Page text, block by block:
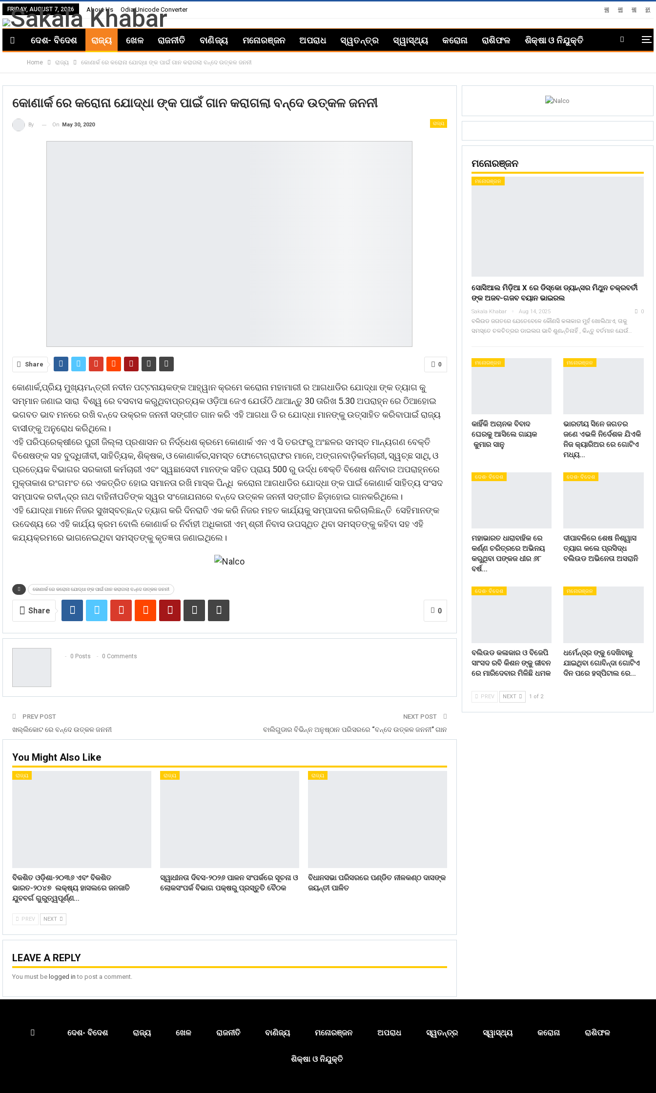
FRIDAY, AUGUST 7, 2026 About Us Odia Unicode Converter
ଦେଶ- ବିଦେଶ ରାଜ୍ୟ ଖେଳ ରାଜନୀତି ବାଣିଜ୍ୟ ମନୋରଞ୍ଜନ ଅପରାଧ ସ୍ୱତନ୍ତ୍ର ସ୍ୱାସ୍ଥ୍ୟ କରୋନା ରାଶିଫଳ ଶିକ୍ଷା ଓ ନିଯୁକ୍ତି
Home ରାଜ୍ୟ କୋଣାର୍କ ରେ କରୋନା ଯୋଦ୍ଧା ଙ୍କ ପାଇଁ ଗାନ କରାଗଲା ବନ୍ଦେ ଉତ୍କଳ ଜନନୀ
କୋଣାର୍କ ରେ କରୋନା ଯୋଦ୍ଧା ଙ୍କ ପାଇଁ ଗାନ କରାଗଲା ବନ୍ଦେ ଉତ୍କଳ ଜନନୀ
ରାଜ୍ୟ
By On May 30, 2020
0
Share
କୋଣାର୍କ,ପ୍ରିୟ ମୁଖ୍ୟମନ୍ତ୍ରୀ ନବୀନ ପଟ୍ଟନାୟକଙ୍କ ଆହ୍ୱାନ କ୍ରମେ କରୋନା ମହାମାରୀ ର ଆଗଧାଡିର ଯୋଦ୍ଧା ଙ୍କ ତ୍ୟାଗ କୁ
ସମ୍ମାନ ଜଣାଇ ସାରା ବିଶ୍ୱ ରେ ବସବାସ କରୁଥିବାପ୍ରତ୍ୟକ ଓଡ଼ିଆ ଜେଏ ଯେଉଁଠି ଥାଆନ୍ତୁ 30 ତାରିଖ 5.30 ଅପରାହ୍ନ ରେ ଠିଆହୋଇ
ଭଗବତ ଭାବ ମନରେ ରଖି ବନ୍ଦେ ଉକ୍ରଳ ଜନନୀ ସଙ୍ଗୀତ ଗାନ କରି ଏହି ଆଗଧା ଡି ର ଯୋଦ୍ଧା ମାନଙ୍କୁ ଉତ୍ସାହିତ କରିବାପାଇଁ ରାଜ୍ୟ
ବାସୀଙ୍କୁ ଅନୁରୋଧ କରିଥିଲେ।
ଏହି ପରିପ୍ରେକ୍ଷୀରେ ପୁରୀ ଜିଲ୍ଲା ପ୍ରଶାସନ ର ନିର୍ଦ୍ଧେଶ କ୍ରମେ କୋଣାର୍କ ଏନ ଏ ସି ତରଫରୁ ଅଂଛଳର ସମସ୍ତ ମାନ୍ୟଗଣ ବେକ୍ତି
ବିଶେଷଙ୍କ ସହ ବୁଦ୍ଧିଜୀବୀ, ସାହିତ୍ୟିକ, ଶିକ୍ଷକ, ଓ କୋଣାର୍କର,ସମସ୍ତ ଫୋଟୋଗ୍ରାଫର ମାନେ, ଅଙ୍ଗନବାଡ଼ିକର୍ମଚାରୀ, ସ୍ୱଚ୍ଛ ସାଥି, ଓ
ପ୍ରତ୍ୟେକ ବିଭାଗର ସରକାରୀ କର୍ମଚାରୀ ଏବଂ ସ୍ୱଛାସେବୀ ମାନଙ୍କ ସହିତ ପ୍ରାୟ 500 ରୁ ଉର୍ଦ୍ଧ ଵେକ୍ତି ବିଶେଷ ଶନିବାର ଅପରାହ୍ନରେ
ମୁକ୍ତାକାଶ ରଂଗମଂଚ ରେ ଏକତ୍ରିତ ହୋଇ ସମାନତା ରଖି ମାସ୍କ ପିନ୍ଧି କରୋନା ଆଗଧାଡିର ଯୋଦ୍ଧା ଙ୍କ ପାଇଁ କୋଣାର୍କ ସାହିତ୍ୟ ସଂସଦ
ସମ୍ପାଦକ ରବୀନ୍ଦ୍ର ନାଥ ବାହିନୀପତିଙ୍କ ସ୍ୱର ସଂଜୋଯନାରେ ବନ୍ଦେ ଉତ୍କଳ ଜନନୀ ସଙ୍ଗୀତ ଛିଡ଼ାହୋଇ ଗାନକରିଥିଲେ।
ଏହି ଯୋଦ୍ଧା ମାନେ ନିଜର ସୁଖସ୍ବଚ୍ଛନ୍ଦ ତ୍ୟାଗ କରି ଦିନରାତି ଏକ କରି ନିଜର ମହତ କାର୍ଯ୍ୟକୁ ସମ୍ପାଦନା କରିଚାଲିଛନ୍ତି ସେହିମାନଙ୍କ
ଉଦେଶ୍ୟ ରେ ଏହି କାର୍ଯ୍ୟ କ୍ରମ ବୋଲି କୋଣାର୍କ ର ନିର୍ବାହୀ ଅଧିକାରୀ ଏମ୍ ଶ୍ରୀ ନିବାସ ଉପସ୍ଥିତ ଥିବା ସମସ୍ତଙ୍କୁ କହିବା ସହ ଏହି
କଯ୍ୟକ୍ରମରେ ଭାଗନେଇଥିବା ସମସ୍ତଙ୍କୁ କୃତଜ୍ଞତା ଜଣାଇଥିଲେ।
କୋଣାର୍କ ରେ କରୋନା ଯୋଦ୍ଧା ଙ୍କ ପାଇଁ ଗାନ କରାଗଲା ବନ୍ଦେ ଉତ୍କଳ ଜନନୀ
0
Share
0 Posts 0 Comments
PREV POST
ଖଲ୍ଲିକୋଟ ରେ ବନ୍ଦେ ଉତ୍କଳ ଜନନୀ
NEXT POST
ବାଲିଗୁଡାର ବିଭିନ୍ନ ଅନୁଷ୍ଠାନ ପରିସରରେ “ବନ୍ଦେ ଉତ୍କଳ ଜନନୀ” ଗାନ
You Might Also Like
ରାଜ୍ୟ
ବିକଶିତ ଓଡ଼ିଶା-୨୦୩୬ ଏବଂ ବିକଶିତ
ଭାରତ-୨୦୪୭ ଲକ୍ଷ୍ୟ ହାସଲରେ ଜନଜାତି
ଯୁବବର୍ଗ ଗୁରୁତ୍ୱପୂର୍ଣ୍ଣ…
ରାଜ୍ୟ
ସ୍ୱାଧୀନତା ଦିବସ-୨୦୨୬ ପାଳନ ସଂପର୍କରେ ସୂଚନା ଓ
ଲୋକସଂପର୍କ ବିଭାଗ ପକ୍ଷରୁ ପ୍ରସ୍ତୁତି ବୈଠକ
ରାଜ୍ୟ
ବିଧାନସଭା ପରିସରରେ ପଣ୍ଡିତ ନୀଳକଣ୍ଠ ଦାସଙ୍କ
ଜୟନ୍ତୀ ପାଳିତ
PREV NEXT
LEAVE A REPLY
You must be logged in to post a comment.
ମନୋରଞ୍ଜନ
ମନୋରଞ୍ଜନ
ସୋସିଆଲ ମିଡ଼ିଆ X ରେ ଡିସ୍କୋ ଡ୍ୟାନ୍ସର ମିଥୁନ ଚକ୍ରବର୍ତୀ
ଙ୍କ ଅଜବ-ଗଜବ ବୟାନ ଭାଇରଲ
Sakala Khabar Aug 14, 2025 0
ବଲିଉଡ ଜଗତରେ ଯେତେବେଳେ କୌଣସି କଳାକାର ମୁହଁ ଖୋଲିଥାଏ, ତାକୁ
ସମସ୍ତେ ଚଳଚିତ୍ରର ଡାଇଲଗ ଭାବି ଶୁଣନ୍ତିନାହିଁ , କିନ୍ତୁ ବର୍ତମାନ ଯେଉଁ…
ମନୋରଞ୍ଜନ
କାହିଁକି ଅଚାନକ ବିବାଦ
ଘେରକୁ ଆସିଲେ ଗାୟକ
କୁମାର ସାନୁ
ମନୋରଞ୍ଜନ
ଭାରତୀୟ ସିନେ ଜଗତର
ଜଣେ ଏଭଳି ନିର୍ଦେଶକ ଯିଏକି
ନିଜ କ୍ୟାରିଅର ରେ ଗୋଟିଏ
ମଧ୍ୟ…
ଦେଶ- ବିଦେଶ
ମହାଭାରତ ଧାରାବାହିକ ରେ
କର୍ଣ୍ଣ ଚରିତ୍ରରେ ଅଭିନୟ
କରୁଥିବା ପଙ୍କଜ ଧୀର ୬୮
ବର୍ଷ…
ଦେଶ- ବିଦେଶ
ଦୀପାବଳିରେ ଶେଷ ନିଶ୍ୱାସ
ତ୍ୟାଗ କଲେ ପ୍ରସିଦ୍ଧ
ବଲିଉଡ ଅଭିନେତା ଅସରାନି
ଦେଶ- ବିଦେଶ
ବଲିଉଡ କଳାକାର ଓ ବିଜେପି
ସାଂସଦ ରବି କିଶନ ଙ୍କୁ ଜୀବନ
ରେ ମାରିଦେବାର ମିଳିଛି ଧମକ
ମନୋରଞ୍ଜନ
ଧର୍ମେନ୍ଦ୍ର ଙ୍କୁ ଦେଖିବାକୁ
ଯାଇଥିବା ଗୋବିନ୍ଦା ଗୋଟିଏ
ଦିନ ପରେ ହସ୍ପିଟାଲ ରେ…
PREV NEXT 1 of 2
ଦେଶ- ବିଦେଶ ରାଜ୍ୟ ଖେଳ ରାଜନୀତି ବାଣିଜ୍ୟ ମନୋରଞ୍ଜନ ଅପରାଧ ସ୍ୱତନ୍ତ୍ର ସ୍ୱାସ୍ଥ୍ୟ କରୋନା ରାଶିଫଳ
ଶିକ୍ଷା ଓ ନିଯୁକ୍ତି